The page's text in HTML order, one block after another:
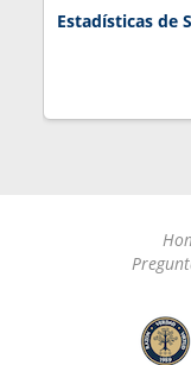
Estadísticas de